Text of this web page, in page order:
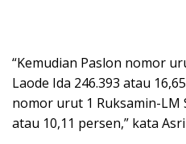
“Kemudian Paslon nomor
Laode Ida 246.393 atau
nomor urut 1 Ruksamin-LM
atau 10,11 persen,” kata